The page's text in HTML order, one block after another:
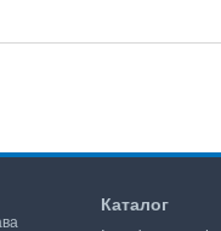
Каталог